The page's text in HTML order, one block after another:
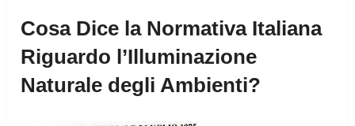
Cosa Dice la Normativa Italiana
Riguardo l’Illuminazione
Naturale degli Ambienti?